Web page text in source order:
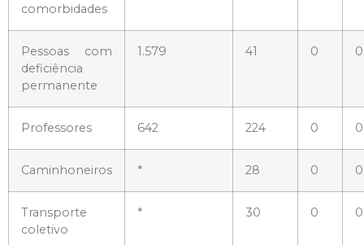
comorbidades
Pessoas com
deficiência
permanente
1.579 41 0 0
Professores 642 224 0 0
Caminhoneiros * 28 0 0
Transporte
coletivo
* 30 0 0